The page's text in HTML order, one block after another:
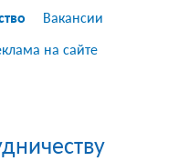
Вакансии
на сайте